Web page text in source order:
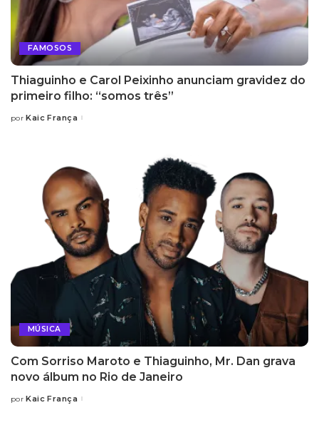
FAMOSOS
Thiaguinho e Carol Peixinho anunciam gravidez do
primeiro filho: “somos três”
Posted
por Kaic França
MÚSICA
Com Sorriso Maroto e Thiaguinho, Mr. Dan grava
novo álbum no Rio de Janeiro
Posted
por Kaic França